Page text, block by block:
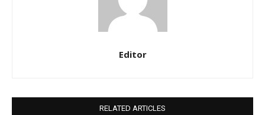
Editor
RELATED ARTICLES